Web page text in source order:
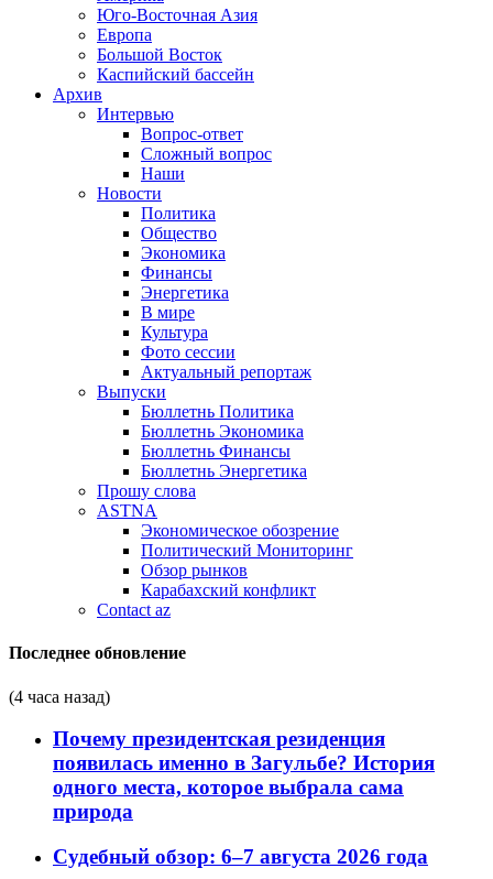
Юго-Восточная Азия
Европа
Большой Восток
Каспийский бассейн
Архив
Интервью
Вопрос-ответ
Сложный вопрос
Наши
Новости
Политика
Общество
Экономика
Финансы
Энергетика
В мире
Культура
Фото сессии
Актуальный репортаж
Выпуски
Бюллетнь Политика
Бюллетнь Экономика
Бюллетнь Финансы
Бюллетнь Энергетика
Прошу слова
ASTNA
Экономическое обозрение
Политический Мониторинг
Обзор рынков
Карабахский конфликт
Contact az
Последнее обновление
(4 часа назад)
Почему президентская резиденция
появилась именно в Загульбе? История
одного места, которое выбрала сама
природа
Судебный обзор: 6–7 августа 2026 года